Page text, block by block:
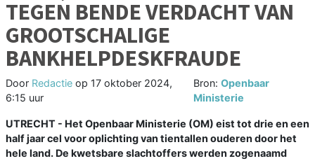
TEGEN BENDE VERDACHT VAN
GROOTSCHALIGE
BANKHELPDESKFRAUDE
Door Redactie op 17 oktober 2024,
6:15 uur
Bron: Openbaar
Ministerie
UTRECHT - Het Openbaar Ministerie (OM) eist tot drie en een
half jaar cel voor oplichting van tientallen ouderen door het
hele land. De kwetsbare slachtoffers werden zogenaamd